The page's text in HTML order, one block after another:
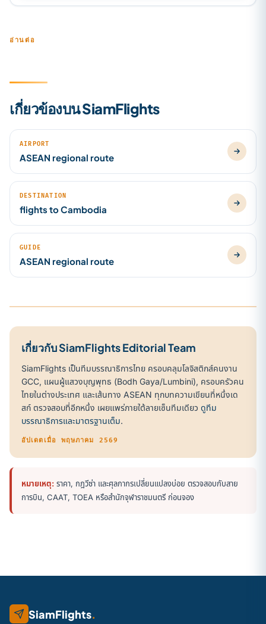
อ่านต่อ
เกี่ยวข้องบน SiamFlights
AIRPORT
ASEAN regional route
DESTINATION
flights to Cambodia
GUIDE
ASEAN regional route
เกี่ยวกับ SiamFlights Editorial Team
SiamFlights เป็นทีมบรรณาธิการไทย ครอบคลุมโลจิสติกส์คนงาน
GCC, แผนผู้แสวงบุญพุทธ (Bodh Gaya/Lumbini), ครอบครัวคน
ไทยในต่างประเทศ และเส้นทาง ASEAN ทุกบทความเขียนที่หนึ่งเด
สก์ ตรวจสอบที่อีกหนึ่ง เผยแพร่ภายใต้ลายเซ็นทีมเดียว ดูทีม
บรรณาธิการและมาตรฐานเต็ม.
อัปเดตเมื่อ พฤษภาคม 2569
หมายเหตุ: ราคา, กฎวีซ่า และศุลกากรเปลี่ยนแปลงบ่อย ตรวจสอบกับสาย
การบิน, CAAT, TOEA หรือสำนักจุฬาราชมนตรี ก่อนจอง
SiamFlights.